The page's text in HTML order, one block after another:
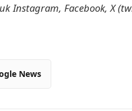
Instagram, Facebook, X
News